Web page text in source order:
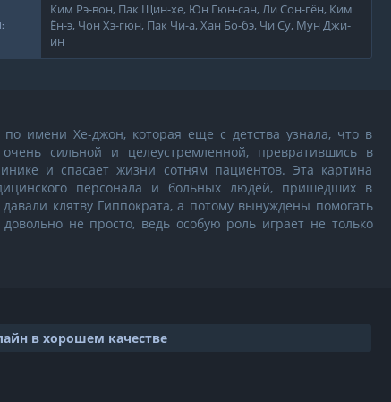
Ким Рэ-вон, Пак Щин-хе, Юн Гюн-сан, Ли Сон-гён, Ким
Ён-э, Чон Хэ-гюн, Пак Чи-а, Хан Бо-бэ, Чи Су, Мун Джи-
ин
имени Хе-джон, которая еще с детства узнала, что в
сильной и целеустремленной, превратившись в
и спасает жизни сотням пациентов. Эта картина
персонала и больных людей, пришедших в
клятву Гиппократа, а потому вынуждены помогать
не просто, ведь особую роль играет не только
в хорошем качестве